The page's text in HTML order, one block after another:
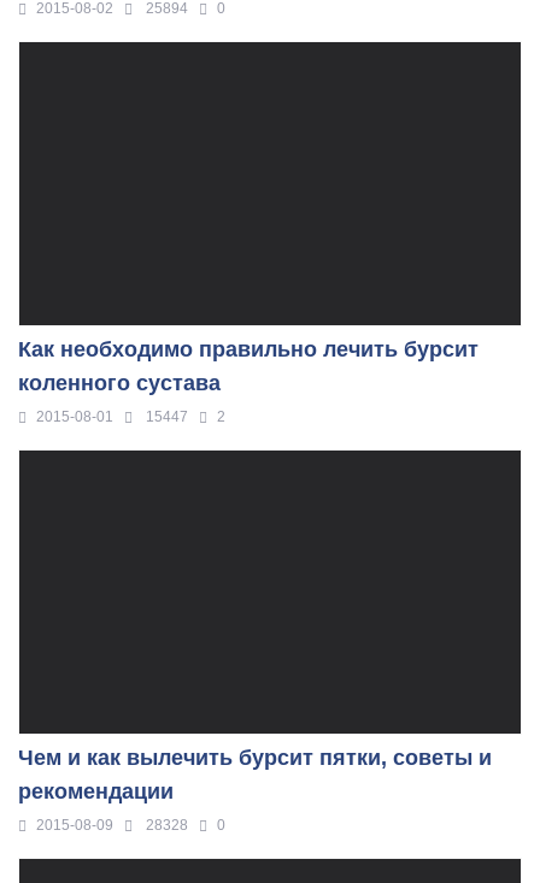
2015-08-02 25894 0
Как необходимо правильно лечить бурсит
коленного сустава
2015-08-01 15447 2
Чем и как вылечить бурсит пятки, советы и
рекомендации
2015-08-09 28328 0